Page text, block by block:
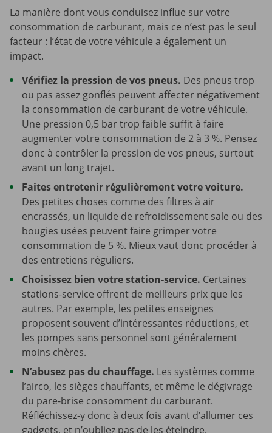
La manière dont vous conduisez influe sur votre
consommation de carburant, mais ce n’est pas le seul
facteur : l’état de votre véhicule a également un
impact.
Vérifiez la pression de vos pneus. Des pneus trop
ou pas assez gonflés peuvent affecter négativement
la consommation de carburant de votre véhicule.
Une pression 0,5 bar trop faible suffit à faire
augmenter votre consommation de 2 à 3 %. Pensez
donc à contrôler la pression de vos pneus, surtout
avant un long trajet.
Faites entretenir régulièrement votre voiture.
Des petites choses comme des filtres à air
encrassés, un liquide de refroidissement sale ou des
bougies usées peuvent faire grimper votre
consommation de 5 %. Mieux vaut donc procéder à
des entretiens réguliers.
Choisissez bien votre station-service. Certaines
stations-service offrent de meilleurs prix que les
autres. Par exemple, les petites enseignes
proposent souvent d’intéressantes réductions, et
les pompes sans personnel sont généralement
moins chères.
N’abusez pas du chauffage. Les systèmes comme
l’airco, les sièges chauffants, et même le dégivrage
du pare-brise consomment du carburant.
Réfléchissez-y donc à deux fois avant d’allumer ces
gadgets, et n’oubliez pas de les éteindre.